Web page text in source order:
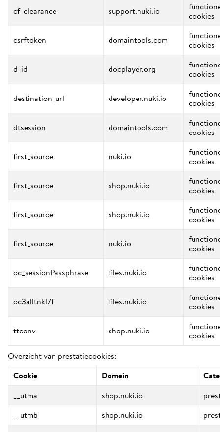
cf_clearance support.nuki.io cookies
csrftoken domaintools.com cookies
d_id docplayer.org cookies
destination_url developer.nuki.io cookies
dtsession domaintools.com cookies
first_source nuki.io cookies
first_source shop.nuki.io cookies
first_source shop.nuki.io cookies
first_source nuki.io cookies
oc_sessionPassphrase files.nuki.io cookies
oc3alltnkl7f files.nuki.io cookies
ttconv shop.nuki.io
cookies
Overzicht van prestatiecookies:
Cookie
Domein
__utma
shop.nuki.io
__utmb
shop.nuki.io